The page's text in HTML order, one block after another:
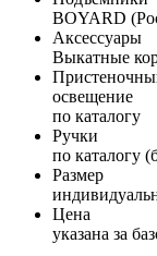
BOYARD
Аксессуары
Выкатные
освещение
по каталогу
Ручки
по каталогу
Размер
Цена
указана за